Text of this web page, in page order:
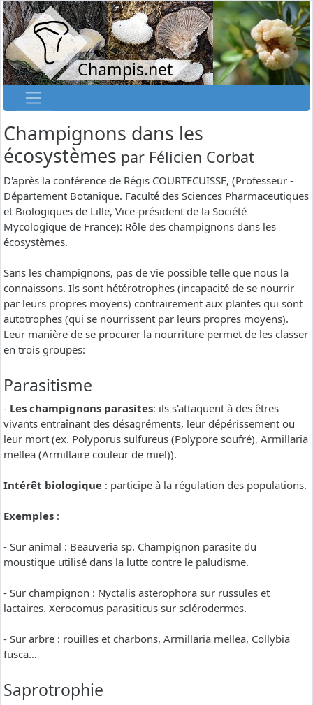
Champis.net
Champignons dans les
écosystèmes par Félicien Corbat
D'après la conférence de Régis COURTECUISSE, (Professeur -
Département Botanique. Faculté des Sciences Pharmaceutiques
et Biologiques de Lille, Vice-président de la Société
Mycologique de France): Rôle des champignons dans les
écosystèmes.
Sans les champignons, pas de vie possible telle que nous la
connaissons. Ils sont hétérotrophes (incapacité de se nourrir
par leurs propres moyens) contrairement aux plantes qui sont
autotrophes (qui se nourrissent par leurs propres moyens).
Leur manière de se procurer la nourriture permet de les classer
en trois groupes:
Parasitisme
- Les champignons parasites: ils s'attaquent à des êtres
vivants entraînant des désagréments, leur dépérissement ou
leur mort (ex. Polyporus sulfureus (Polypore soufré), Armillaria
mellea (Armillaire couleur de miel)).
Intérêt biologique : participe à la régulation des populations.
Exemples :
- Sur animal : Beauveria sp. Champignon parasite du
moustique utilisé dans la lutte contre le paludisme.
- Sur champignon : Nyctalis asterophora sur russules et
lactaires. Xerocomus parasiticus sur sclérodermes.
- Sur arbre : rouilles et charbons, Armillaria mellea, Collybia
fusca…
Saprotrophie